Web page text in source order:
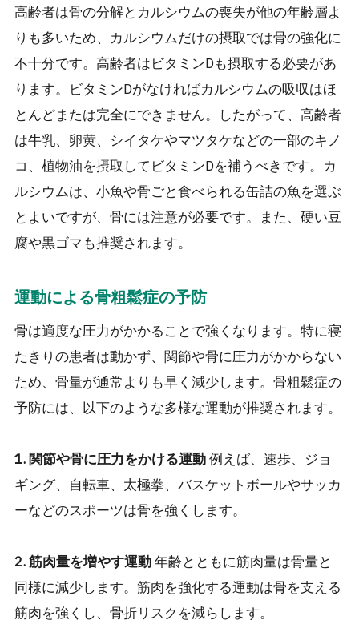
高齢者は骨の分解とカルシウムの喪失が他の年齢層よ
りも多いため、カルシウムだけの摂取では骨の強化に
不十分です。高齢者はビタミンDも摂取する必要があ
ります。ビタミンDがなければカルシウムの吸収はほ
とんどまたは完全にできません。したがって、高齢者
は牛乳、卵黄、シイタケやマツタケなどの一部のキノ
コ、植物油を摂取してビタミンDを補うべきです。カ
ルシウムは、小魚や骨ごと食べられる缶詰の魚を選ぶ
とよいですが、骨には注意が必要です。また、硬い豆
腐や黒ゴマも推奨されます。
運動による骨粗鬆症の予防
骨は適度な圧力がかかることで強くなります。特に寝
たきりの患者は動かず、関節や骨に圧力がかからない
ため、骨量が通常よりも早く減少します。骨粗鬆症の
予防には、以下のような多様な運動が推奨されます。
1. 関節や骨に圧力をかける運動例えば、速歩、ジョ
ギング、自転車、太極拳、バスケットボールやサッカ
ーなどのスポーツは骨を強くします。
2. 筋肉量を増やす運動年齢とともに筋肉量は骨量と
同様に減少します。筋肉を強化する運動は骨を支える
筋肉を強くし、骨折リスクを減らします。